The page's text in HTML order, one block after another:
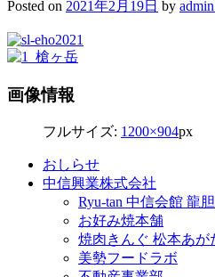
Posted on 2021年2月19日 by
画像情報
フルサイズ: 1200×904px
おしらせ
中信興業株式会社
Ryu-tan 中信会館 龍胆
お好み焼本舗
焼肉きんぐ 松本あが
美勢フードラボ